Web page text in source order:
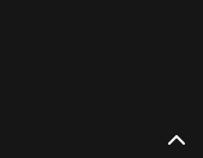
browser tab
in a new
in a new
a new browser